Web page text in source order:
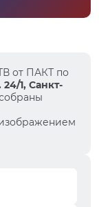
от ПАКТ по
1, Санкт-